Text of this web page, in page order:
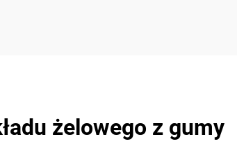
żelowego z gumy